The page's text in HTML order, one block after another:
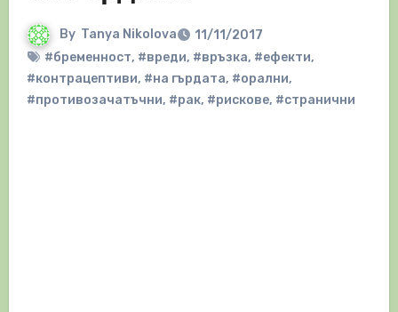
By Tanya Nikolova
11/11/2017
#бременност, #вреди, #връзка, #ефекти,
#контрацептиви, #на гърдата, #орални,
#противозачатъчни, #рак, #рискове, #странични